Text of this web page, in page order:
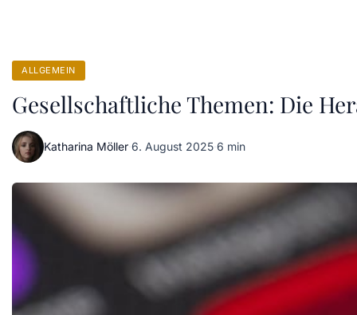
ALLGEMEIN
Gesellschaftliche Themen: Die
Katharina Möller·6. August 2025·6 min